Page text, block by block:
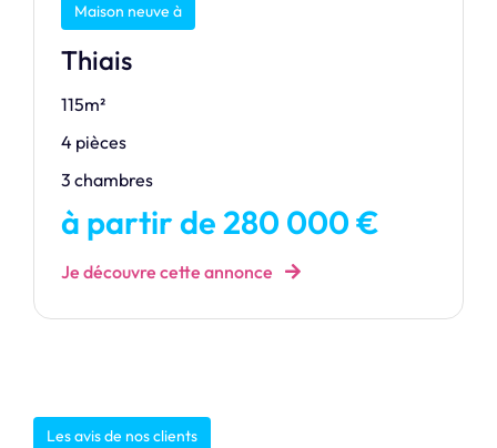
Maison neuve à
Thiais
115m²
4 pièces
3 chambres
à partir de 280 000 €
Je découvre cette annonce
Les avis de nos clients